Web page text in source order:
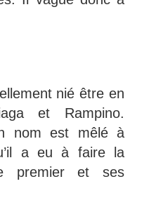
nié être en
et Rampino.
nom est mêlé à
a eu à faire la
premier et ses